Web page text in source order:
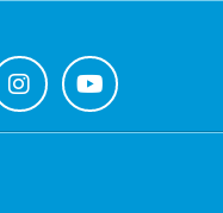
Ga
naar
Instagram
Ga
naar
Youtube